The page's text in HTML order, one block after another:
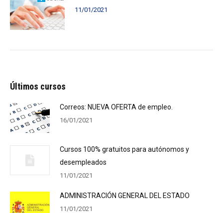
11/01/2021
Últimos cursos
Correos: NUEVA OFERTA de empleo.
16/01/2021
Cursos 100% gratuitos para autónomos y
desempleados
11/01/2021
ADMINISTRACIÓN GENERAL DEL ESTADO
11/01/2021